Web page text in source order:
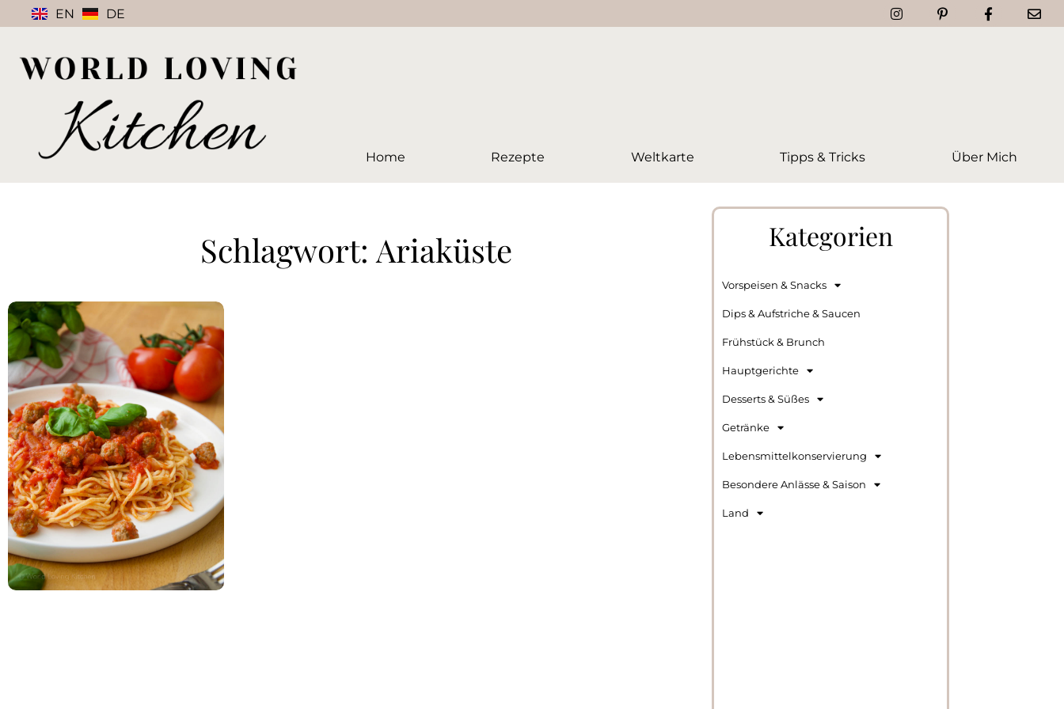
EN DE
Home Rezepte Weltkarte Tipps & Tricks Über Mich
Schlagwort: Ariaküste Kategorien
Vorspeisen & Snacks
Dips & Aufstriche & Saucen
Frühstück & Brunch
Hauptgerichte
Desserts & Süßes
Getränke
Lebensmittelkonservierung
Besondere Anlässe & Saison
Land